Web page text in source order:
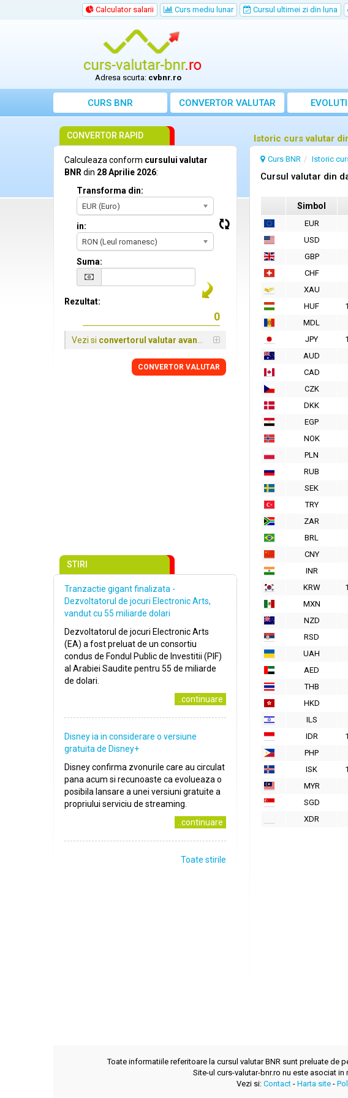
Calculator salarii Curs mediu lunar Cursul ultimei zi din luna
Adresa scurta: cvbnr.ro
CURS BNR CONVERTOR VALUTAR
Istoric curs valutar
Curs BNR Istoric
Cursul valutar din
Simbol
EUR
USD
GBP
CHF
XAU
HUF
MDL
JPY
AUD
CAD
CZK
DKK
EGP
NOK
PLN
RUB
SEK
TRY
ZAR
BRL
CNY
INR
KRW
MXN
NZD
RSD
UAH
AED
THB
HKD
ILS
IDR
PHP
ISK
MYR
SGD
XDR
CONVERTOR RAPID
Calculeaza conform cursului valutar
BNR din 28 Aprilie 2026:
Transforma din:
EUR (Euro)
in:
RON (Leul romanesc)
Suma:
Rezultat:
Vezi si convertorul valutar avansat
CONVERTOR VALUTAR
STIRI
Tranzactie gigant finalizata -
Dezvoltatorul de jocuri Electronic Arts,
vandut cu 55 miliarde dolari
Dezvoltatorul de jocuri Electronic Arts
(EA) a fost preluat de un consortiu
condus de Fondul Public de Investitii (PIF)
al Arabiei Saudite pentru 55 de miliarde
de dolari.
..continuare
Disney ia in considerare o versiune
gratuita de Disney+
Disney confirma zvonurile care au circulat
pana acum si recunoaste ca evolueaza o
posibila lansare a unei versiuni gratuite a
propriului serviciu de streaming.
..continuare
Toate stirile
Toate informatiile referitoare la cursul valutar BNR sunt preluate de
Site-ul curs-valutar-bnr.ro nu este asociat
Vezi si: Contact- Harta site-